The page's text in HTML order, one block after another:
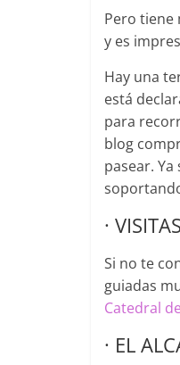
Pero tiene
y es
Hay una
está
para
blog
pasear.
·
Si no te
guiadas
Catedral
· EL